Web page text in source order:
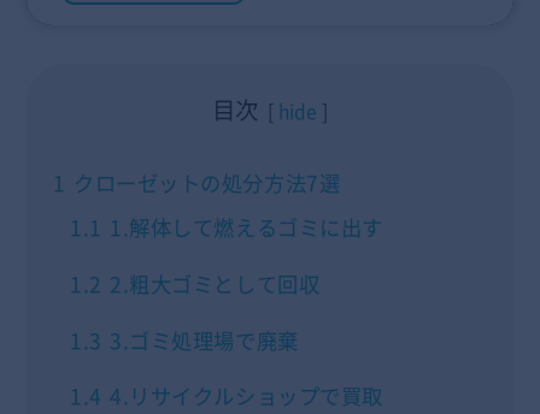
目次 hide
1 クローゼットの処分方法7選
1.1 1.解体して燃えるゴミに出す
1.2 2.粗大ゴミとして回収
1.3 3.ゴミ処理場で廃棄
1.4 4.リサイクルショップで買取